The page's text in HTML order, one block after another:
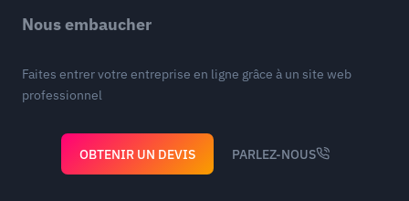
Nous embaucher
Faites entrer votre entreprise en ligne grâce à un site web
professionnel
OBTENIR UN DEVIS PARLEZ-NOUS